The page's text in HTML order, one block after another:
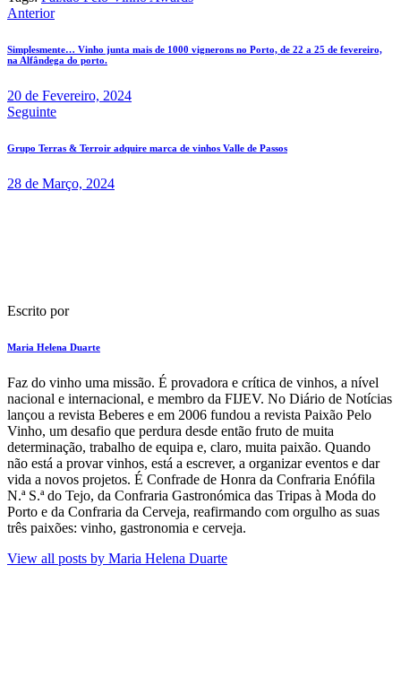
Navegação
de
artigos
Anterior
Simplesmente… Vinho junta mais de 1000 vignerons no Porto, de 22 a 25 de fevereiro,
na Alfândega do porto.
20 de Fevereiro, 2024
Seguinte
Grupo Terras & Terroir adquire marca de vinhos Valle de Passos
28 de Março, 2024
Escrito por
Maria Helena Duarte
F​az do vinho uma missão. É provadora e crítica de vinhos​, a nível
nacional e internacional, e membro da FIJEV. ​No Diário de Notícias​
lançou a revista Beberes​ e em 2006 fundou a revista Paixão Pelo
Vinho, um desafio que perdura​ desde então fruto de muita
determinação, trabalho de equipa e, claro, muita paixão. Quando
não está a provar vinhos, está a escrever, a organizar eventos e dar
vida a novos projetos​. É Confrade de Honra da Confraria Enófila
N.ª S.ª do Tejo, da Confraria Gastronómica das Tripas à Moda do
Porto e da Confraria da Cerveja, reafirmando com orgulho as suas
três paixões: vinho, gastronomia e cerveja.
View all posts by Maria Helena Duarte